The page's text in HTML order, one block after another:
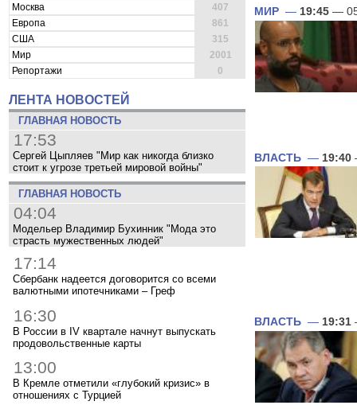
Москва
407
Европа
861
США
315
Мир
2001
Репортажи
0
ЛЕНТА НОВОСТЕЙ
ГЛАВНАЯ НОВОСТЬ
17:53
Сергей Цыпляев "Мир как никогда близко
стоит к угрозе третьей мировой войны"
ГЛАВНАЯ НОВОСТЬ
04:04
Модельер Владимир Бухинник "Мода это
страсть мужественных людей"
17:14
Сбербанк надеется договорится со всеми
валютными ипотечниками – Греф
16:30
В России в IV квартале начнут выпускать
продовольственные карты
13:00
В Кремле отметили «глубокий кризис» в
отношениях с Турцией
МИР — 19:45 —
ВЛАСТЬ — 19:40
ВЛАСТЬ — 19:31